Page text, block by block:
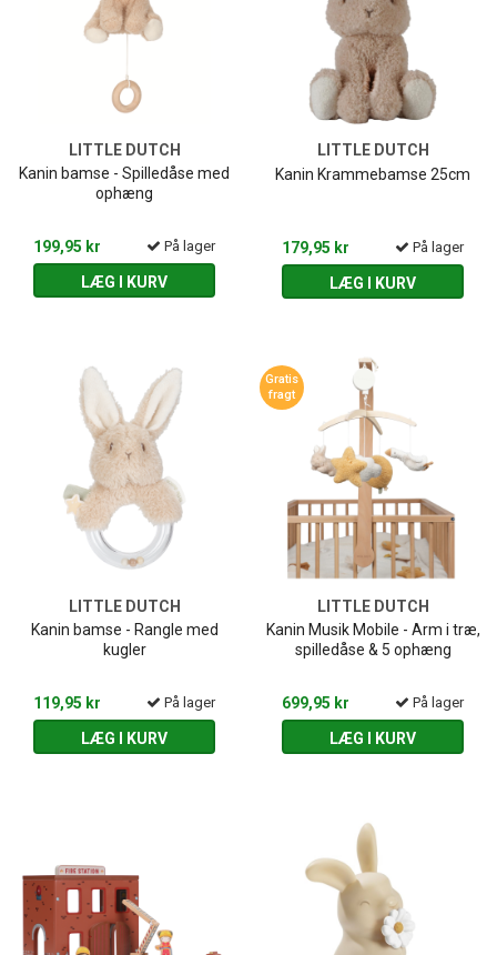
LITTLE DUTCH
Kanin bamse - Spilledåse med
ophæng
199,95 kr På lager
LÆG I KURV
LITTLE DUTCH
Kanin Krammebamse 25cm
179,95 kr På lager
LÆG I KURV
LITTLE DUTCH
Kanin bamse - Rangle med
kugler
119,95 kr På lager
LÆG I KURV
Gratis
fragt
LITTLE DUTCH
Kanin Musik Mobile - Arm i træ,
spilledåse & 5 ophæng
699,95 kr På lager
LÆG I KURV